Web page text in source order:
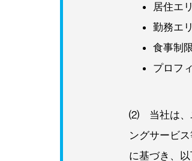
居住エ
勤務エ
食事制
プロフ
⑵ 当社は、
ングサービ
に基づき、